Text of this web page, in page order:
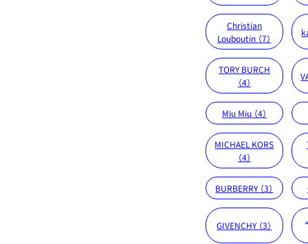
Christian
Louboutin （7）
TORY BURCH
（4）
Miu Miu （4）
MICHAEL KORS
（4）
BURBERRY （3）
GIVENCHY （3）